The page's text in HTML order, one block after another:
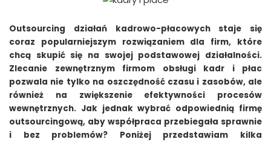
Outsourcing działań kadrowo-płacowych staje się
coraz popularniejszym rozwiązaniem dla firm, które
chcą skupić się na swojej podstawowej działalności.
Zlecanie zewnętrznym firmom obsługi kadr i płac
pozwala nie tylko na oszczędność czasu i zasobów, ale
również na zwiększenie efektywności procesów
wewnętrznych. Jak jednak wybrać odpowiednią firmę
outsourcingową, aby współpraca przebiegała sprawnie
i bez problemów? Poniżej przedstawiam kilka